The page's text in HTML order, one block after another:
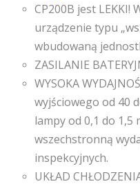
CP200B jest LEKKI!
urządzenie typu
wbudowaną
ZASILANIE
WYSOKA
wyjściowego od 40
lampy od 0,1 do 1,5
wszechstronną
inspekcyjnych.
UKŁAD